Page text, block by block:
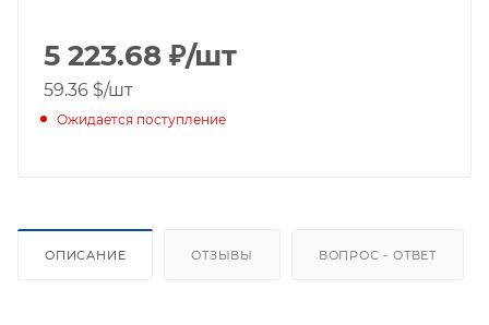
5 223.68 ₽/шт
59.36 $/шт
Ожидается поступление
ОПИСАНИЕ ОТЗЫВЫ ВОПРОС - ОТВЕТ